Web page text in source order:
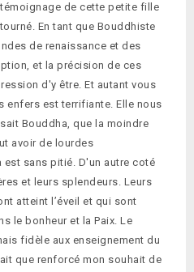
de cette petite fille
En tant que Bouddhiste
de renaissance et des
et la précision de ces
d'y être. Et autant vous
enfers est terrifiante. Elle nous
Bouddha, que la moindre
avoir de lourdes
sans pitié. D'un autre coté
et leurs splendeurs. Leurs
atteint l’éveil et qui sont
le bonheur et la Paix. Le
fidèle aux enseignement du
que renforcé mon souhait de